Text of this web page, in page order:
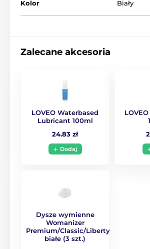
Cons
Kolor Biały
Zalecane akcesoria
LOVEO Waterbased
Lubricant 100ml
24.83 zł
Dodaj
Dysze wymienne
Womanizer
Premium/Classic/Liberty
białe (3 szt.)